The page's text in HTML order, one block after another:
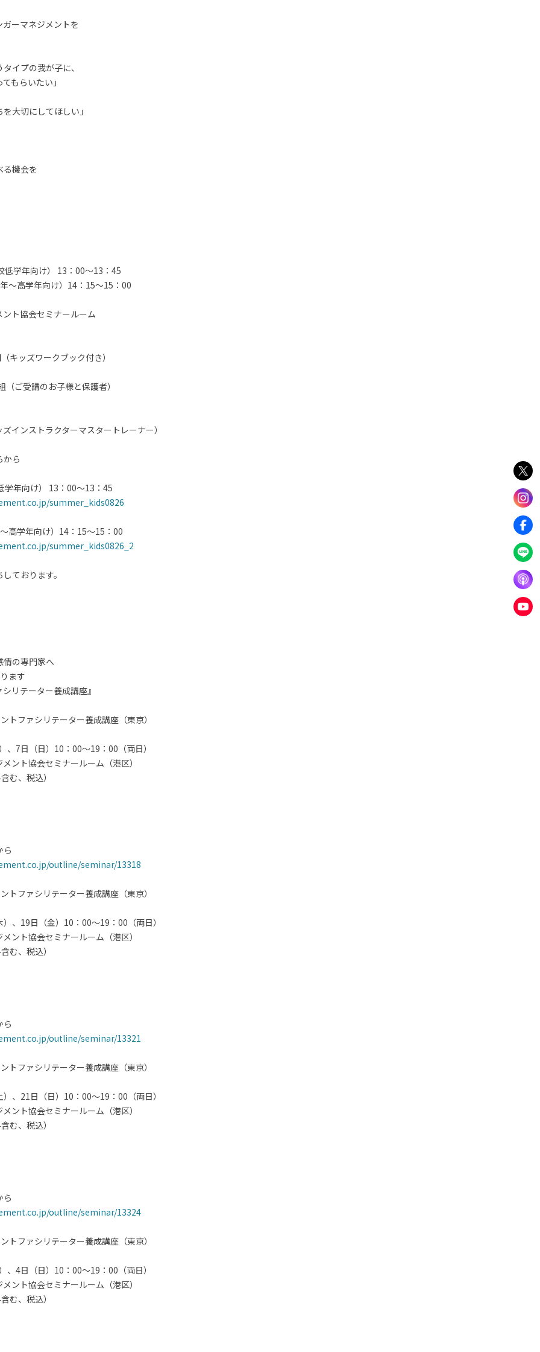
ーマネジメントを
イプの我が子に、
もらいたい」
大切にしてほしい」
る機会を
低学年向け） 13：00～13：45
～高学年向け）14：15～15：00
ト協会セミナールーム
キッズワークブック付き）
ご受講のお子様と保護者）
インストラクターマスタートレーナー）
ら
学年向け） 13：00～13：45
summer_kids0826
高学年向け）14：15～15：00
summer_kids0826_2
ております。
情の専門家へ
ます
リテーター養成講座』
トファシリテーター養成講座（東京）
7日（日）10：00～19：00（両日）
ント協会セミナールーム（港区）
む、税込）
ら
outline/seminar/13318
トファシリテーター養成講座（東京）
、19日（金）10：00～19：00（両日）
ント協会セミナールーム（港区）
む、税込）
ら
outline/seminar/13321
トファシリテーター養成講座（東京）
、21日（日）10：00～19：00（両日）
ント協会セミナールーム（港区）
む、税込）
ら
outline/seminar/13324
トファシリテーター養成講座（東京）
4日（日）10：00～19：00（両日）
ント協会セミナールーム（港区）
む、税込）